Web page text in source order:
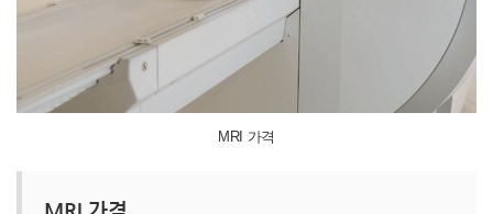
MRI 가격